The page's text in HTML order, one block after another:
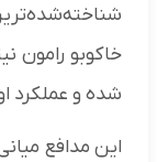
خاکوبو رامون
شده و عملکرد
این مدافع